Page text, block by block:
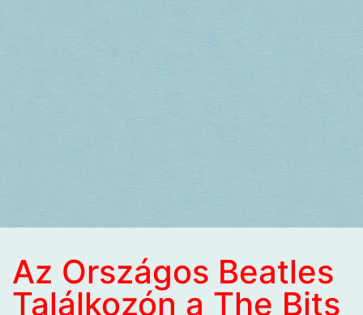
Az Országos Beatles
Találkozón a The Bits